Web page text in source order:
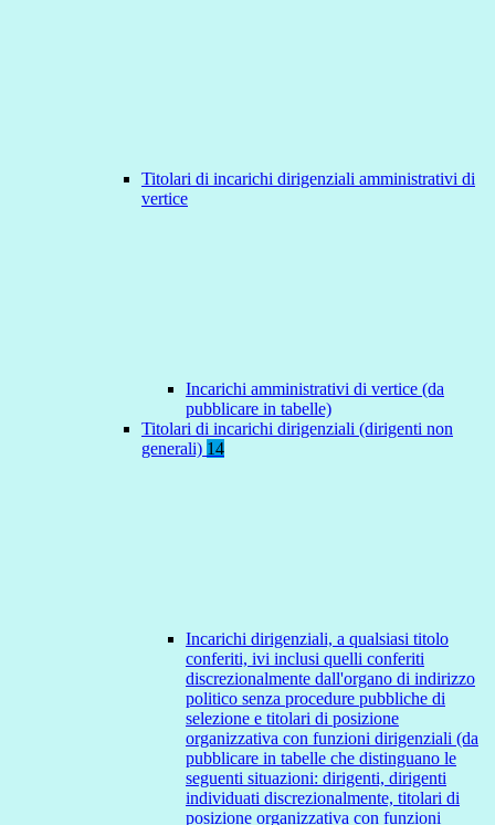
Titolari di incarichi dirigenziali amministrativi di
vertice
Incarichi amministrativi di vertice (da
pubblicare in tabelle)
Titolari di incarichi dirigenziali (dirigenti non
generali) 14
Incarichi dirigenziali, a qualsiasi titolo
conferiti, ivi inclusi quelli conferiti
discrezionalmente dall'organo di indirizzo
politico senza procedure pubbliche di
selezione e titolari di posizione
organizzativa con funzioni dirigenziali (da
pubblicare in tabelle che distinguano le
seguenti situazioni: dirigenti, dirigenti
individuati discrezionalmente, titolari di
posizione organizzativa con funzioni